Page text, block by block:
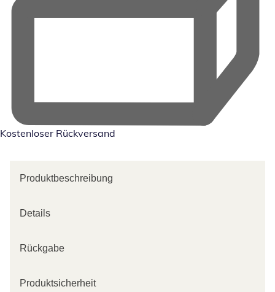
Kostenloser Rückversand
Produktbeschreibung
Details
Rückgabe
Produktsicherheit